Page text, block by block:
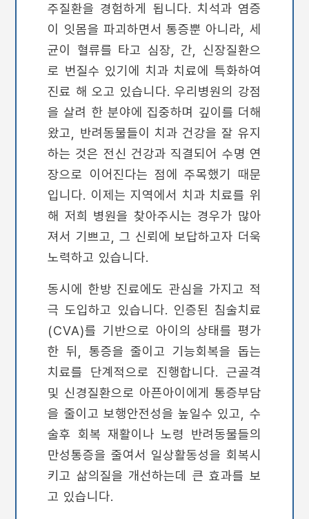
주질환을 경험하게 됩니다. 치석과 염증
이 잇몸을 파괴하면서 통증뿐 아니라, 세
균이 혈류를 타고 심장, 간, 신장질환으
로 번질수 있기에 치과 치료에 특화하여
진료 해 오고 있습니다. 우리병원의 강점
을 살려 한 분야에 집중하며 깊이를 더해
왔고, 반려동물들이 치과 건강을 잘 유지
하는 것은 전신 건강과 직결되어 수명 연
장으로 이어진다는 점에 주목했기 때문
입니다. 이제는 지역에서 치과 치료를 위
해 저희 병원을 찾아주시는 경우가 많아
져서 기쁘고, 그 신뢰에 보답하고자 더욱
노력하고 있습니다.
동시에 한방 진료에도 관심을 가지고 적
극 도입하고 있습니다. 인증된 침술치료
(CVA)를 기반으로 아이의 상태를 평가
한 뒤, 통증을 줄이고 기능회복을 돕는
치료를 단계적으로 진행합니다. 근골격
및 신경질환으로 아픈아이에게 통증부담
을 줄이고 보행안전성을 높일수 있고, 수
술후 회복 재활이나 노령 반려동물들의
만성통증을 줄여서 일상활동성을 회복시
키고 삶의질을 개선하는데 큰 효과를 보
고 있습니다.